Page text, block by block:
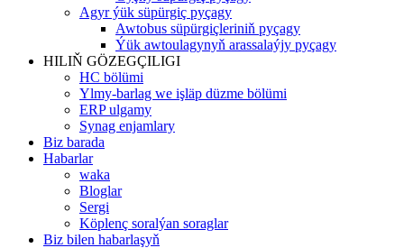
Agyr ýük süpürgiç pyçagy
Awtobus süpürgiçleriniň pyçagy
Ýük awtoulagynyň arassalaýjy pyçagy
HILIŇ GÖZEGÇILIGI
HC bölümi
Ylmy-barlag we işläp düzme bölümi
ERP ulgamy
Synag enjamlary
Biz barada
Habarlar
waka
Bloglar
Sergi
Köplenç soralýan soraglar
Biz bilen habarlaşyň